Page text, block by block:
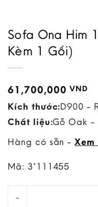
Sofa Ona Him
Kèm 1 Gối)
61,700,000VND
Kích thước:D900 -
Chất liệu:Gỗ Oak -
Hàng có sẵn -
Mã: 3*111455